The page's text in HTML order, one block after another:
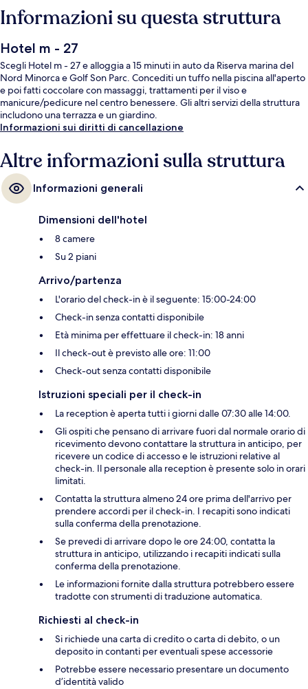
Informazioni su questa struttura
Hotel m - 27
Scegli Hotel m - 27 e alloggia a 15 minuti in auto da Riserva marina del
Nord Minorca e Golf Son Parc. Concediti un tuffo nella piscina all'aperto
e poi fatti coccolare con massaggi, trattamenti per il viso e
manicure/pedicure nel centro benessere. Gli altri servizi della struttura
includono una terrazza e un giardino.
Informazioni sui diritti di cancellazione
Altre informazioni sulla struttura
Informazioni generali
Dimensioni dell'hotel
8 camere
Su 2 piani
Arrivo/partenza
L'orario del check-in è il seguente: 15:00-24:00
Check-in senza contatti disponibile
Età minima per effettuare il check-in: 18 anni
Il check-out è previsto alle ore: 11:00
Check-out senza contatti disponibile
Istruzioni speciali per il check-in
La reception è aperta tutti i giorni dalle 07:30 alle 14:00.
Gli ospiti che pensano di arrivare fuori dal normale orario di
ricevimento devono contattare la struttura in anticipo, per
ricevere un codice di accesso e le istruzioni relative al
check-in. Il personale alla reception è presente solo in orari
limitati.
Contatta la struttura almeno 24 ore prima dell'arrivo per
prendere accordi per il check-in. I recapiti sono indicati
sulla conferma della prenotazione.
Se prevedi di arrivare dopo le ore 24:00, contatta la
struttura in anticipo, utilizzando i recapiti indicati sulla
conferma della prenotazione.
Le informazioni fornite dalla struttura potrebbero essere
tradotte con strumenti di traduzione automatica.
Richiesti al check-in
Si richiede una carta di credito o carta di debito, o un
deposito in contanti per eventuali spese accessorie
Potrebbe essere necessario presentare un documento
d’identità valido